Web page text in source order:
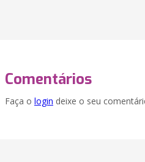
Comentários
Faça o login deixe o seu